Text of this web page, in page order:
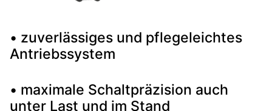
• zuverlässiges und pflegeleichtes
Antriebssystem
• maximale Schaltpräzision auch
unter Last und im Stand